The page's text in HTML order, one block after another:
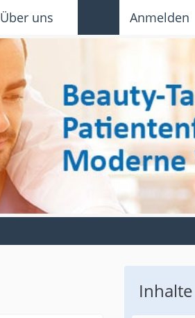
Über uns Anmelden
Inhalte